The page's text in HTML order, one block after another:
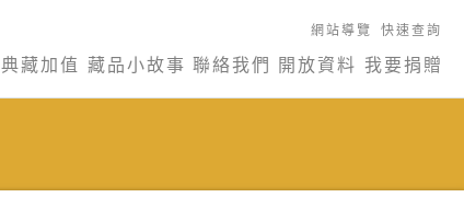
網站導覽 快速查詢
典藏加值 藏品小故事 聯絡我們 開放資料 我要捐贈